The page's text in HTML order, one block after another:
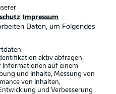
Impressum
Daten, um Folgendes
aktiv abfragen.
Informationen auf einem
und Inhalte, Messung von
von Inhalten,
und Verbesserung